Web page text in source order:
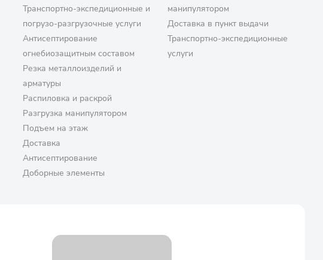
Транспортно-экспедиционные и
погрузо-разгрузочные услуги
Антисептирование
огнебиозащитным составом
Резка металлоизделий и
арматуры
Распиловка и раскрой
Разгрузка манипулятором
Подъем на этаж
Доставка
Антисептирование
Доборные элементы
манипулятором
Доставка в пункт выдачи
Транспортно-экспедиционные
услуги